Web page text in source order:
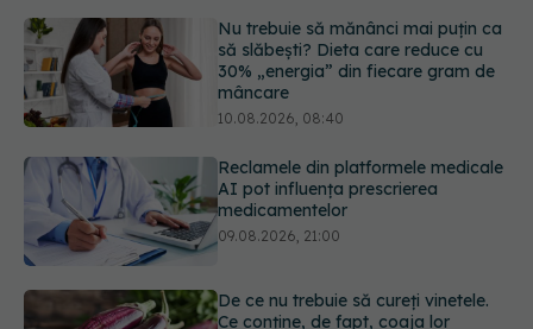
Reclamele din platformele medicale
AI pot influența prescrierea
medicamentelor
09.08.2026, 21:00
De ce nu trebuie să cureți vinetele.
Ce conține, de fapt, coaja lor
09.08.2026, 20:00
Reglarea emoțională,